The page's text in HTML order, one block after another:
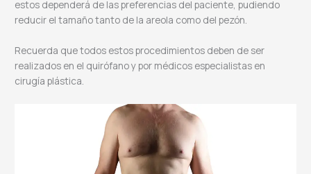
estos dependerá de las preferencias del paciente, pudiendo
reducir el tamaño tanto de la areola como del pezón.
Recuerda que todos estos procedimientos deben de ser
realizados en el quirófano y por médicos especialistas en
cirugía plástica.